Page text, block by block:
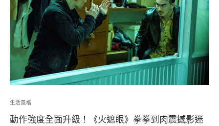
生活風格
動作強度全面升級！《火遮眼》拳拳到肉震撼影迷